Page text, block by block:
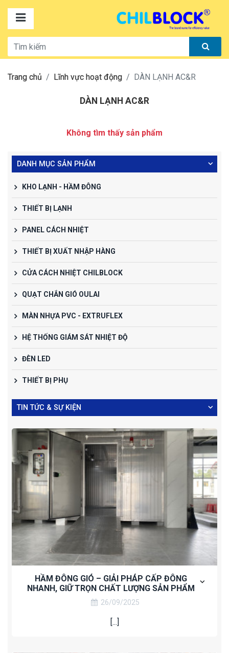
Trang chủ Lĩnh vực hoạt động DÀN LẠNH AC&R
DÀN LẠNH AC&R
Không tìm thấy sản phẩm
DANH MỤC SẢN PHẨM
KHO LẠNH - HẦM ĐÔNG
THIẾT BỊ LẠNH
PANEL CÁCH NHIỆT
THIẾT BỊ XUẤT NHẬP HÀNG
CỬA CÁCH NHIỆT CHILBLOCK
QUẠT CHẮN GIÓ OULAI
MÀN NHỰA PVC - EXTRUFLEX
HỆ THỐNG GIÁM SÁT NHIỆT ĐỘ
ĐÈN LED
THIẾT BỊ PHỤ
TIN TỨC & SỰ KIỆN
HẦM ĐÔNG GIÓ – GIẢI PHÁP CẤP ĐÔNG
NHANH, GIỮ TRỌN CHẤT LƯỢNG SẢN PHẨM
26/09/2025
[...]